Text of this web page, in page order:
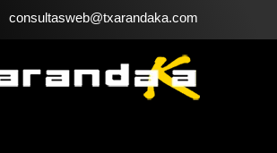
moc.akadnaraxt
@bewsatlusnoc